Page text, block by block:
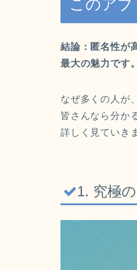
このアプ
結論：匿名性が
最大の魅力です。
なぜ多くの人が
皆さんなら分か
詳しく見ていき
1. 究極